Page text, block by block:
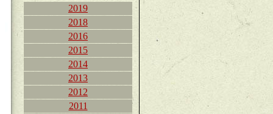
2019
2018
2016
2015
2014
2013
2012
2011